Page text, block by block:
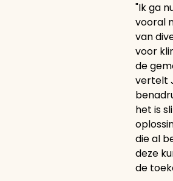
"Ik ga
vooral
van
voor
de
vertelt
het is
die al
deze
de